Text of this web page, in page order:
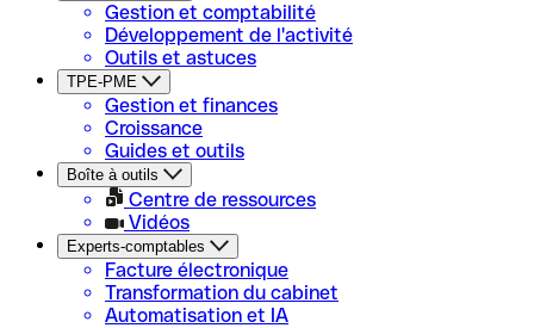
Gestion et comptabilité
Développement de l'activité
Outils et astuces
TPE-PME
Gestion et finances
Croissance
Guides et outils
Boîte à outils
Centre de ressources
Vidéos
Experts-comptables
Facture électronique
Transformation du cabinet
Automatisation et IA